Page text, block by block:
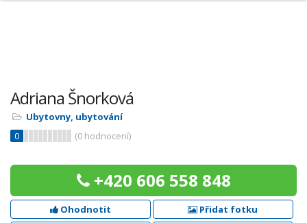
Adriana Šnorková
Ubytovny, ubytování
0
(0 hodnocení)
+420 606 558 848
Ohodnotit
Přidat fotku